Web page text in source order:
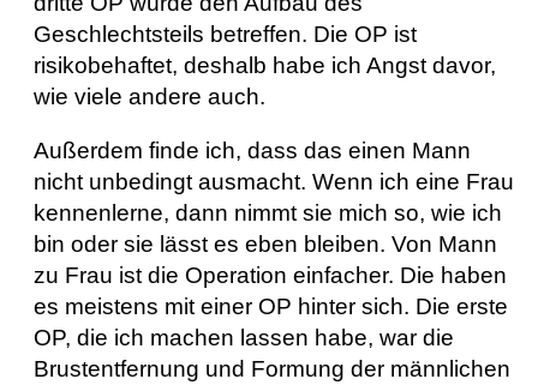
Geschlechtsteils betreffen. Die OP ist
risikobehaftet, deshalb habe ich Angst davor,
wie viele andere auch.
Außerdem finde ich, dass das einen Mann
nicht unbedingt ausmacht. Wenn ich eine Frau
kennenlerne, dann nimmt sie mich so, wie ich
bin oder sie lässt es eben bleiben. Von Mann
zu Frau ist die Operation einfacher. Die haben
es meistens mit einer OP hinter sich. Die erste
OP, die ich machen lassen habe, war die
Brustentfernung und Formung der männlichen